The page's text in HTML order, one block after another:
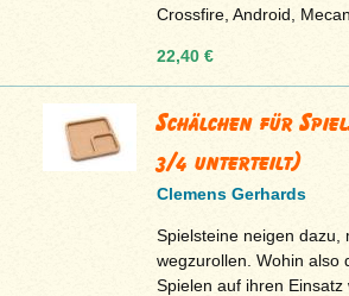
Crossfire, Android,
22,40 €
Schälchen für
3/4 unterteilt)
Clemens Gerhards
Spielsteine neigen dazu,
wegzurollen. Wohin also
Spielen auf ihren